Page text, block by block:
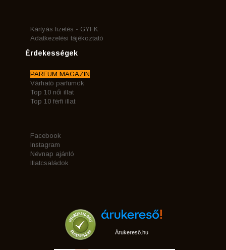
Kártyás fizetés - GYFK
Adatkezelési tájékoztató
Érdekességek
PARFÜM MAGAZIN
Várható parfümök
Top 10 női illat
Top 10 férfi illat
Facebook
Instagram
Névnap ajánló
Illatcsaládok
Árukereső.hu